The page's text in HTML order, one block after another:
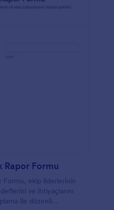
Rapor Formu
Formu, ekip liderlerinin
ve ihtiyaçlarını
ile düzenli